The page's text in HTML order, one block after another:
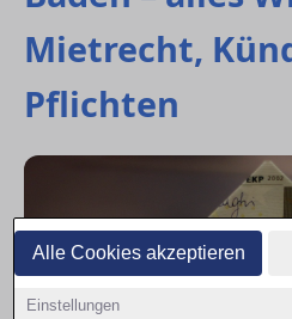
Alle Cookies akzeptieren
Einstellungen
Mietrecht,
Pflichten